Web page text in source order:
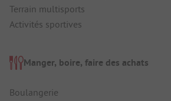
Terrain multisports
Activités sportives
Manger, boire, faire des achats
Boulangerie